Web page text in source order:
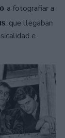
a fotografiar a
, que llegaban
e